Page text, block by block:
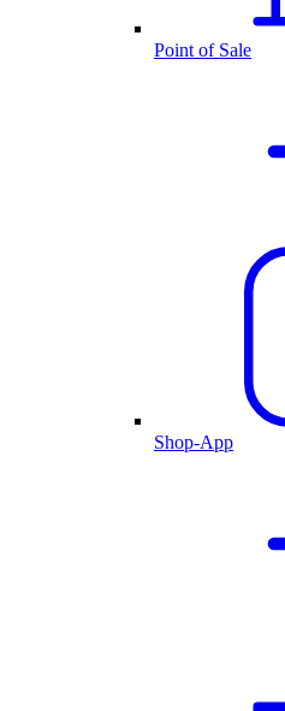
Point of Sale
Shop-App